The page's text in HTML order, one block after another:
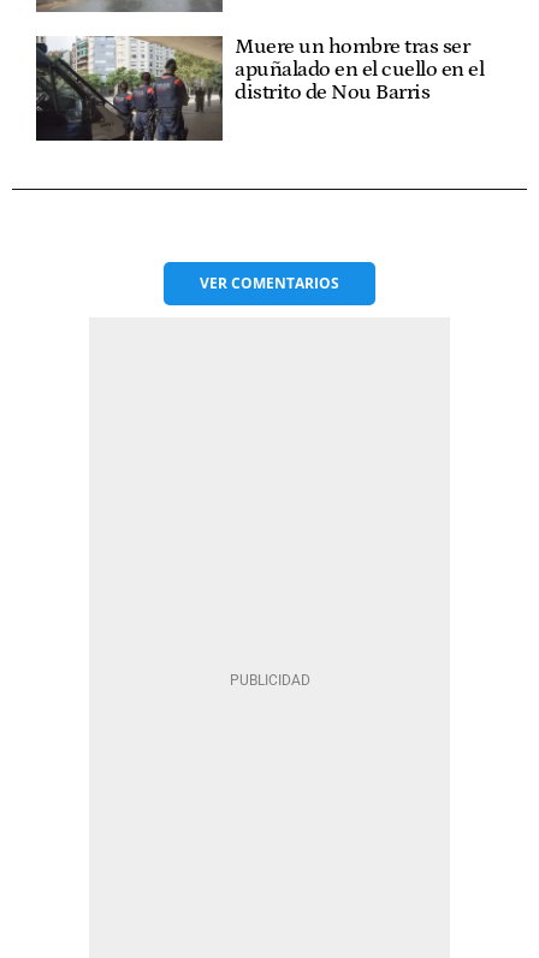
Muere un hombre tras ser
apuñalado en el cuello en el
distrito de Nou Barris
VERCOMENTARIOS